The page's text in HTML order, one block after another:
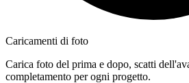
Caricamenti di foto
Carica foto del prima e dopo, scatti
completamento per ogni progetto.